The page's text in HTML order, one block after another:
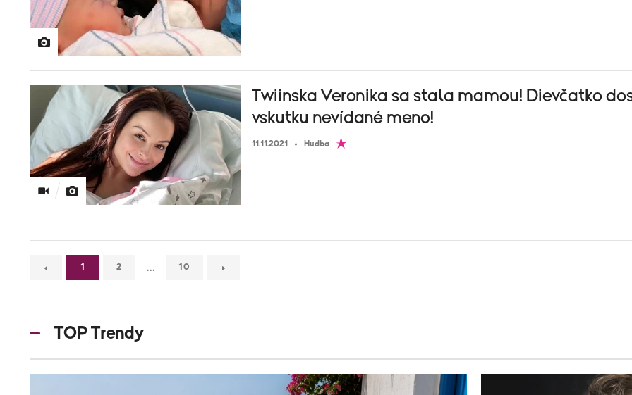
Twiinska Veronika sa stala mamou! Dievčatko
vskutku nevídané meno!
11.11.2021 Hudba
1 2 … 10
TOP Trendy